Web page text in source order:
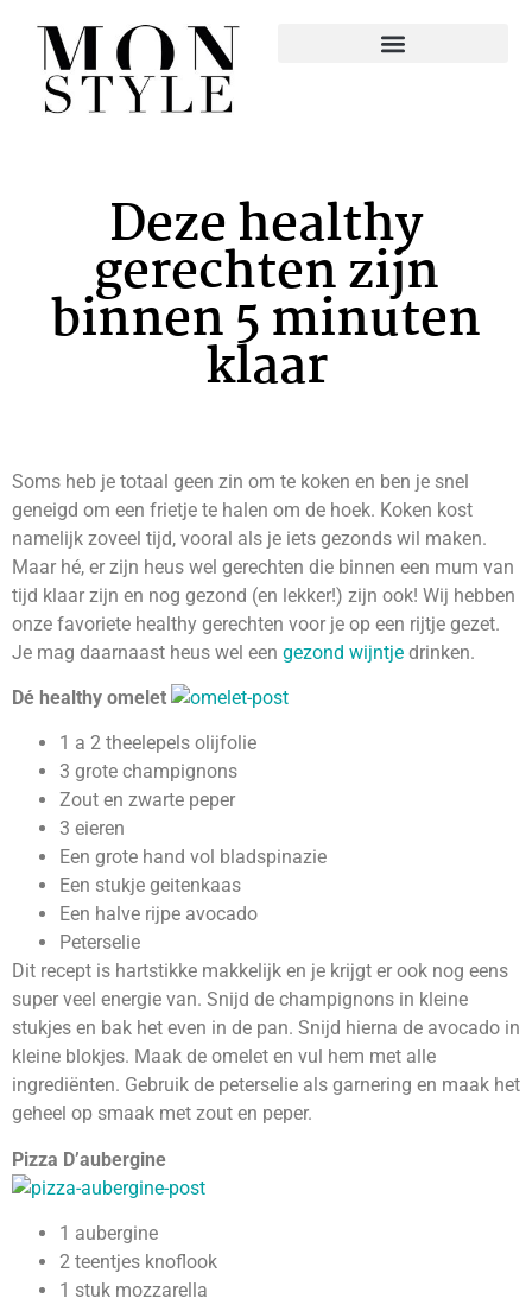
Deze healthy
gerechten zijn
binnen 5 minuten
klaar
Soms heb je totaal geen zin om te koken en ben je snel
geneigd om een frietje te halen om de hoek. Koken kost
namelijk zoveel tijd, vooral als je iets gezonds wil maken.
Maar hé, er zijn heus wel gerechten die binnen een mum van
tijd klaar zijn en nog gezond (en lekker!) zijn ook! Wij hebben
onze favoriete healthy gerechten voor je op een rijtje gezet.
Je mag daarnaast heus wel een gezond wijntje drinken.
Dé healthy omelet
1 a 2 theelepels olijfolie
3 grote champignons
Zout en zwarte peper
3 eieren
Een grote hand vol bladspinazie
Een stukje geitenkaas
Een halve rijpe avocado
Peterselie
Dit recept is hartstikke makkelijk en je krijgt er ook nog eens
super veel energie van. Snijd de champignons in kleine
stukjes en bak het even in de pan. Snijd hierna de avocado in
kleine blokjes. Maak de omelet en vul hem met alle
ingrediënten. Gebruik de peterselie als garnering en maak het
geheel op smaak met zout en peper.
Pizza D’aubergine
1 aubergine
2 teentjes knoflook
1 stuk mozzarella